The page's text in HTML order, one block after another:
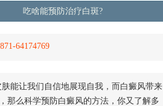
吃啥能预防治疗白斑?
64174769
能让我们自信地展现自我，而白癜风带来
那么科学预防白癜风的方法，你又了解多